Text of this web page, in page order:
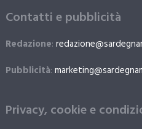
Contatti e pubblicità
Redazione:
Pubblicità:
Privacy, cookie e